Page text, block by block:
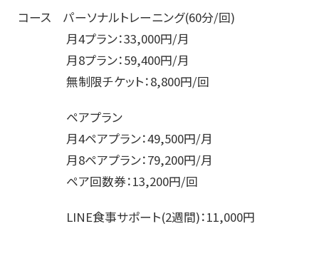
コース パーソナルトレーニング(60分/回)
月4プラン：33,000円/月
月8プラン：59,400円/月
無制限チケット：8,800円/回
ペアプラン
月4ペアプラン：49,500円/月
月8ペアプラン：79,200円/月
ペア回数券：13,200円/回
LINE食事サポート(2週間)：11,000円